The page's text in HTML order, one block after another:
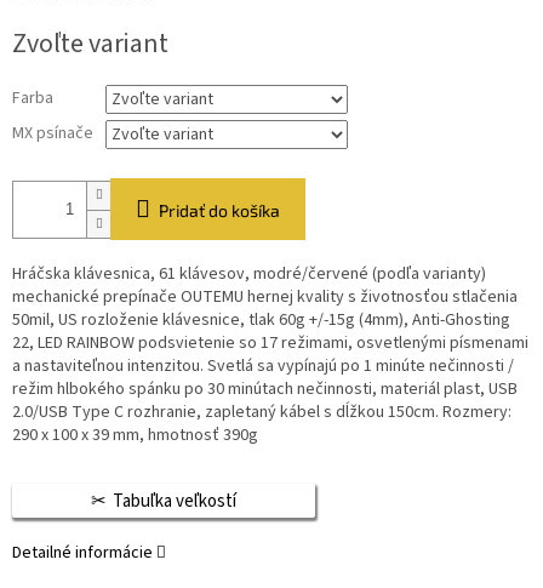
cena:
Zvoľte variant
Farba
MX psínače
Pridať do košíka
Hráčska klávesnica, 61 klávesov, modré/červené (podľa varianty)
mechanické prepínače OUTEMU hernej kvality s životnosťou stlačenia
50mil, US rozloženie klávesnice, tlak 60g +/-15g (4mm), Anti-Ghosting
22, LED RAINBOW podsvietenie so 17 režimami, osvetlenými písmenami
a nastaviteľnou intenzitou. Svetlá sa vypínajú po 1 minúte nečinnosti /
režim hlbokého spánku po 30 minútach nečinnosti, materiál plast, USB
2.0/USB Type C rozhranie, zapletaný kábel s dĺžkou 150cm. Rozmery:
290 x 100 x 39 mm, hmotnosť 390g
Tabuľka veľkostí
Detailné informácie